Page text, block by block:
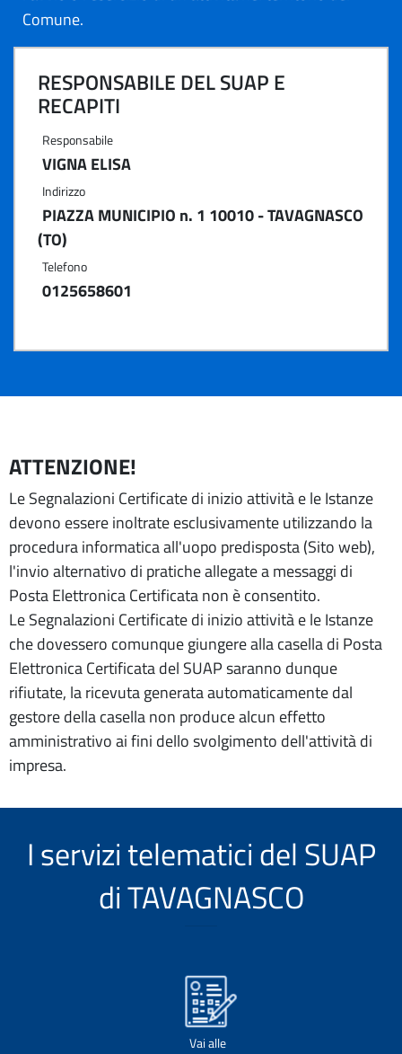
Comune.
RESPONSABILE DEL SUAP E
RECAPITI
Responsabile
VIGNA ELISA
Indirizzo
PIAZZA MUNICIPIO n. 1 10010 - TAVAGNASCO
(TO)
Telefono
0125658601
ATTENZIONE!
Le Segnalazioni Certificate di inizio attività e le Istanze
devono essere inoltrate esclusivamente utilizzando la
procedura informatica all'uopo predisposta (Sito web),
l'invio alternativo di pratiche allegate a messaggi di
Posta Elettronica Certificata non è consentito.
Le Segnalazioni Certificate di inizio attività e le Istanze
che dovessero comunque giungere alla casella di Posta
Elettronica Certificata del SUAP saranno dunque
rifiutate, la ricevuta generata automaticamente dal
gestore della casella non produce alcun effetto
amministrativo ai fini dello svolgimento dell'attività di
impresa.
I servizi telematici del SUAP
di TAVAGNASCO
Vai alle